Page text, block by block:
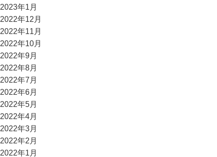
2023年1月
2022年12月
2022年11月
2022年10月
2022年9月
2022年8月
2022年7月
2022年6月
2022年5月
2022年4月
2022年3月
2022年2月
2022年1月